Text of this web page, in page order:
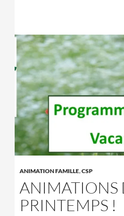
ANIMATION FAMILLE,CSP
ANIMATIONS
PRINTEMPS !